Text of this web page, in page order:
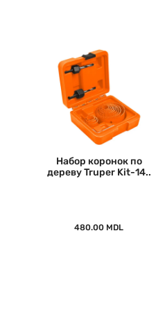
Набор коронок по
дереву Truper Kit-14..
480.00 MDL